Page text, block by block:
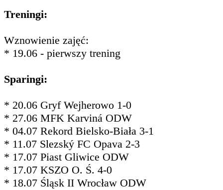
Treningi:
Wznowienie zajęć:
* 19.06 - pierwszy trening
Sparingi:
* 20.06 Gryf Wejherowo 1-0
* 27.06 MFK Karviná ODW
* 04.07 Rekord Bielsko-Biała 3-1
* 11.07 Slezský FC Opava 2-3
* 17.07 Piast Gliwice ODW
* 17.07 KSZO O. Ś. 4-0
* 18.07 Śląsk II Wrocław ODW